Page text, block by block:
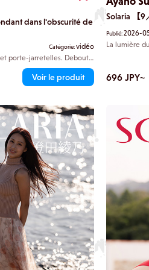
dans l'obscurité de
Catégorie:vidéo
porte-jarretelles. Debout
vous regarde froidement,
silhouette se fond dans
silhouette voluptueuse se
Voir le produit
Solaria 【9
Publié:2026-
La lumière
lumière qui
tient
de
696 JPY~